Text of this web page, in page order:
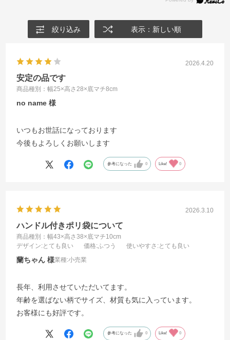
絞り込み 表示：新しい順
2026.4.20
安定の品です
商品種別：幅25×高さ28×底マチ8cm
no name
いつもお世話になっております
今後もよろしくお願いします
参考になった 0 Like! 0
2026.3.10
ハンドル付きポリ袋について
商品種別：幅43×高さ38×底マチ10cm
デザイン:とても良い 価格:ふつう 使いやすさ :とても良い
蘭ちゃん 業種:小売業
長年、利用させていただいてます。
年齢を選ばない柄でサイズ、材質も気に入っています。
お客様にも好評です。
参考になった 0 Like! 0